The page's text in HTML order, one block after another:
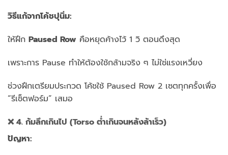
วิธีแก้จากโค้ชปุนิ่ม:
ให้ฝึก Paused Row คือหยุดค้างไว้ 1 วิ ตอนดึงสุด
เพราะการ Pause ทำให้ต้องใช้กล้ามจริง ๆ ไม่ใช่แรงเหวี่ยง
ช่วงฝึกเตรียมประกวด โค้ชใช้ Paused Row 2 เซตทุกครั้งเพื่อ
“รีเช็ตฟอร์ม” เสมอ
❌ 4. ก้มลึกเกินไป (Torso ต่ำเกินจนหลังล้าเร็ว)
ปัญหา: